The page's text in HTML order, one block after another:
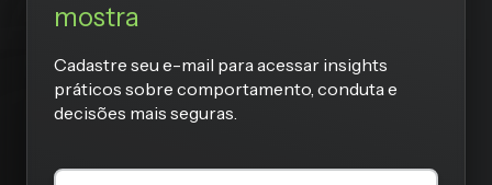
mostra
Cadastre seu e-mail para acessar insights
práticos sobre comportamento, conduta e
decisões mais seguras.